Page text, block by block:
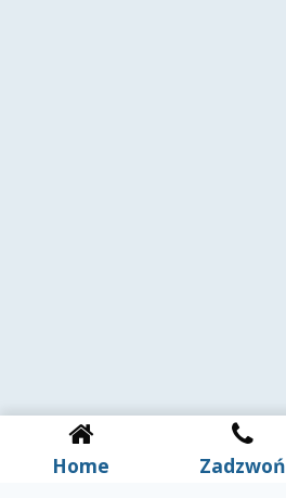
Home Zadzwoń